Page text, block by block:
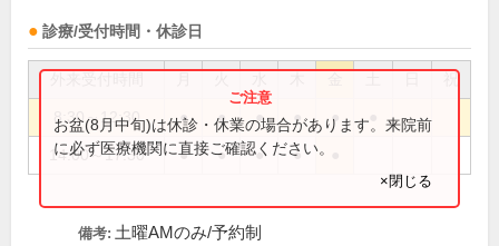
診療/受付時間・休診日
祝
8:30～12:30 ● ● ● ● ●
14:00～17:30 ● ● ● ●
お盆(8月中旬)は休診・休業の場合があります。来院前
に必ず医療機関に直接ご確認ください。
×閉じる
備考: 土曜AMのみ/予約制